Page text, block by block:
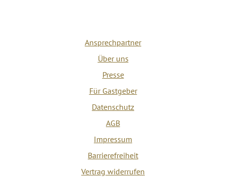
Ansprechpartner
Über uns
Presse
Für Gastgeber
Datenschutz
AGB
Impressum
Barrierefreiheit
Vertrag widerrufen